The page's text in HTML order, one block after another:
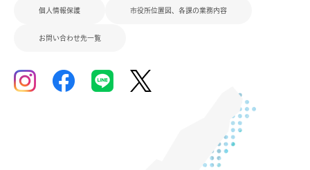
個人情報保護 市役所位置図、各課の業務内容
お問い合わせ先一覧